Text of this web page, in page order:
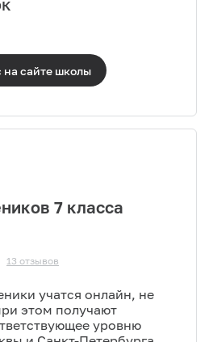
на сайте школы
7 класса
13 отзывов
учатся онлайн, не
этом получают
уровню